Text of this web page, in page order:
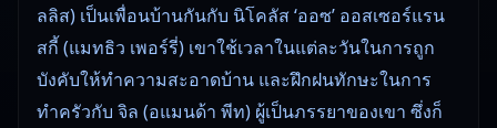
ลลิส) เป็นเพื่อนบ้านกันกับ นิโคลัส ‘ออซ’ ออสเซอร์แรน
สกี้ (แมทธิว เพอร์รี่) เขาใช้เวลาในแต่ละวันในการถูก
บังคับให้ทำความสะอาดบ้าน และฝึกฝนทักษะในการ
ทำครัวกับ จิล (อแมนด้า พีท) ผู้เป็นภรรยาของเขา ซึ่งก็